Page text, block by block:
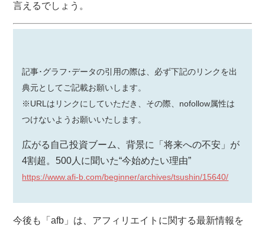
言えるでしょう。
記事･グラフ･データの引用の際は、必ず下記のリンクを出
典元としてご記載お願いします。
※URLはリンクにしていただき、その際、nofollow属性は
つけないようお願いいたします。
広がる自己投資ブーム、背景に「将来への不安」が
4割超。500人に聞いた“今始めたい理由”
https://www.afi-b.com/beginner/archives/tsushin/15640/
今後も「afb」は、アフィリエイトに関する最新情報を